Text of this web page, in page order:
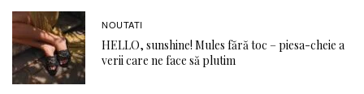
NOUTATI
HELLO, sunshine! Mules fără toc – piesa-cheie a
verii care ne face să plutim